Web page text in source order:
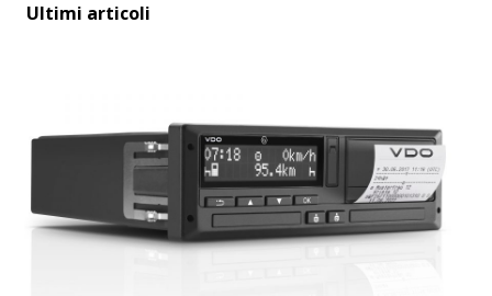
Ultimi articoli